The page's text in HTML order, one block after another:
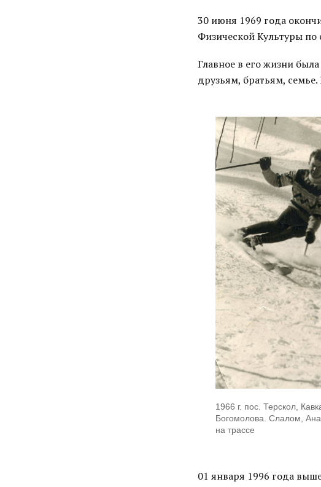
30 июня 1969 года
Физической Культуры по
Главное в его жизни
друзьям, братьям,
1966 г. пос. Терскол,
Богомолова. Слалом,
на трассе
01 января 1996 года